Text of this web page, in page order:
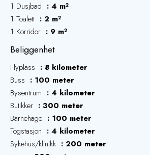
1 Dusjbad
4 m²
1 Toalett
2 m²
1 Korridor
9 m²
Beliggenhet
Flyplass
8 kilometer
Buss
100 meter
Bysentrum
4 kilometer
Butikker
300 meter
Barnehage
100 meter
Togstasjon
4 kilometer
Sykehus/klinikk
200 meter